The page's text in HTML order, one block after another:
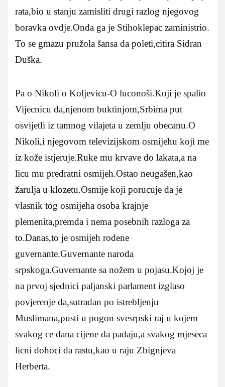
rata,bio u stanju zamisliti drugi razlog njegovog
boravka ovdje.Onda ga je Stihoklepac zaministrio.
To se gmazu pružola šansa da poleti,citira Sidran
Duška.
Pa o Nikoli o Koljevicu-O luconoši.Koji je spalio
Vijecnicu da,njenom buktinjom,Srbima put
osvijetli iz tamnog vilajeta u zemlju obecanu.O
Nikoli,i njegovom televizijskom osmijehu koji me
iz kože istjeruje.Ruke mu krvave do lakata,a na
licu mu predratni osmijeh.Ostao neugašen,kao
žarulja u klozetu.Osmije koji porucuje da je
vlasnik tog osmijeha osoba krajnje
plemenita,premda i nema posebnih razloga za
to.Danas,to je osmijeh rodene
guvernante.Guvernante naroda
srpskoga.Guvernante sa nožem u pojasu.Kojoj je
na prvoj sjednici paljanski parlament izglaso
povjerenje da,sutradan po istrebljenju
Muslimana,pusti u pogon svesrpski raj u kojem
svakog ce dana cijene da padaju,a svakog mjeseca
licni dohoci da rastu,kao u raju Zbignjeva
Herberta.